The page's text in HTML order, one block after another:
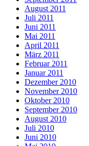
August 2011
Juli 2011
Juni 2011
Mai 2011
April 2011
März 2011
Februar 2011
Januar 2011
Dezember 2010
November 2010
Oktober 2010
September 2010
August 2010
Juli 2010
Juni 2010